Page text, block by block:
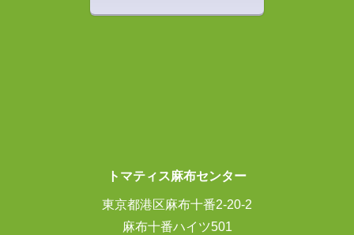
トマティス麻布センター
東京都港区麻布十番2-20-2
麻布十番ハイツ501